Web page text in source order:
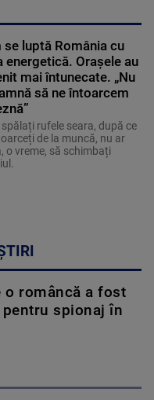
se luptă România cu
energetică. Orașele au
mai întunecate. „Nu
să ne întoarcem
spălați rufele seara, după ce
de la muncă, nu ar
o vreme, să schimbați
o româncă a fost
spionaj în